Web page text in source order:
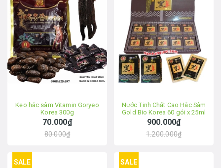
Kẹo hắc sâm Vitamin Goryeo
Korea 300g
70.000₫
80.000₫
Nước Tinh Chất Cao Hắc Sâm
Gold Bio Korea 60 gói x 25ml
900.000₫
1.200.000₫
SALE SALE